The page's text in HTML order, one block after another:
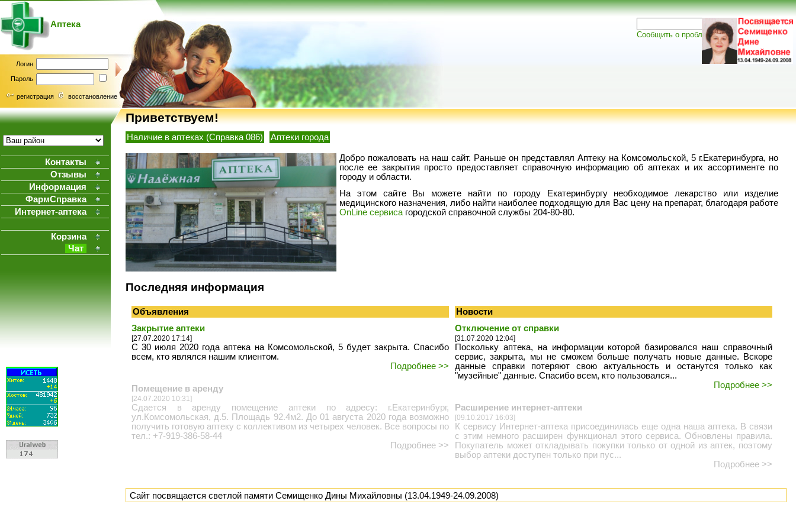
Аптека
Логин
Пароль
регистрация восстановление
Сообщить о проблеме
Контакты
Отзывы
Информация
ФармСправка
Интернет-аптека
Корзина
Чат
Приветствуем!
Наличие в аптеках (Справка 086) Аптеки города
Добро пожаловать на наш сайт. Раньше он представлял Аптеку на Комсомольской, 5 г.Екатеринбурга, но
после ее закрытия просто предоставляет справочную информацию об аптеках и их ассортименте по
городу и области.
На этом сайте Вы можете найти по городу Екатеринбургу необходимое лекарство или изделие
медицинского назначения, либо найти наиболее подходящую для Вас цену на препарат, благодаря работе
OnLine сервисагородской справочной службы 204-80-80.
Последняя информация
Объявления
Новости
Закрытие аптеки
[27.07.2020 17:14]
С 30 июля 2020 года аптека на Комсомольской, 5 будет закрыта. Спасибо
всем, кто являлся нашим клиентом.
Подробнее >>
Помещение в аренду
[24.07.2020 10:31]
Сдается в аренду помещение аптеки по адресу: г.Екатеринбург,
ул.Комсомольская, д.5. Площадь 92.4м2. До 01 августа 2020 года возможно
получить готовую аптеку с коллективом из четырех человек. Все вопросы по
тел.: +7-919-386-58-44
Подробнее >>
Отключение от справки
[31.07.2020 12:04]
Поскольку аптека, на информации которой базировался наш справочный
сервис, закрыта, мы не сможем больше получать новые данные. Вскоре
данные справки потеряют свою актуальность и останутся только как
"музейные" данные. Спасибо всем, кто пользовался...
Подробнее >>
Расширение интернет-аптеки
[09.10.2017 16:03]
К сервису Интернет-аптека присоединилась еще одна наша аптека. В связи
с этим немного расширен функционал этого сервиса. Обновлены правила.
Покупатель может откладывать покупки только от одной из аптек, поэтому
выбор аптеки доступен только при пус...
Подробнее >>
Сайт посвящается светлой памяти Семищенко Дины Михайловны (13.04.1949-24.09.2008)